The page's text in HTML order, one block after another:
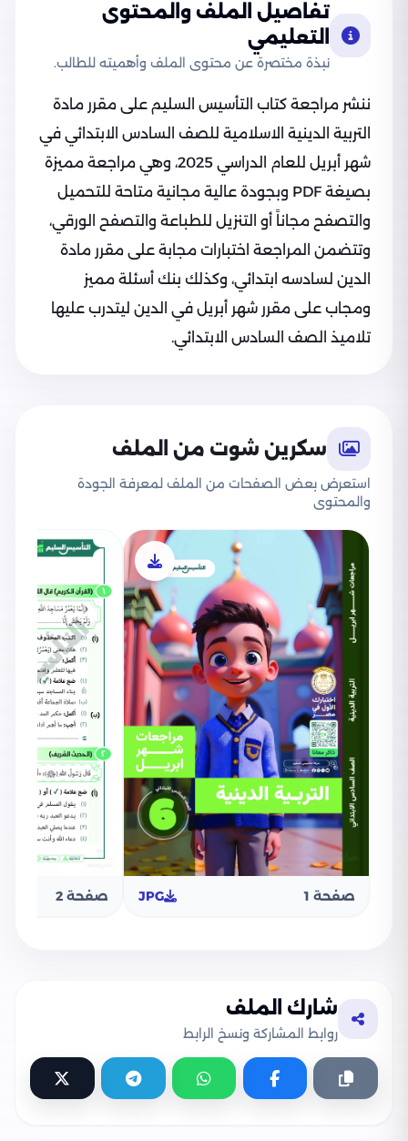
تفاصيل الملف والمحتوى
التعليمي
نبذة مختصرة عن محتوى الملف وأهميته للطالب.
ننشر مراجعة كتاب التأسيس السليم على مقرر مادة
التربية الدينية الاسلامية للصف السادس الابتدائي في
شهر أبريل للعام الدراسي 2025، وهي مراجعة مميزة
بصيغة PDF وبجودة عالية مجانية متاحة للتحميل
والتصفح مجاناً أو التنزيل للطباعة والتصفح الورقي،
وتتضمن المراجعة اختبارات مجابة على مقرر مادة
الدين لسادسه ابتدائي، وكذلك بنك أسئلة مميز
ومجاب على مقرر شهر أبريل في الدين ليتدرب عليها
تلاميذ الصف السادس الابتدائي.
سكرين شوت من الملف
استعرض بعض الصفحات من الملف لمعرفة الجودة
والمحتوى
صفحة 1 JPG صفحة 2
شارك الملف
روابط المشاركة ونسخ الرابط